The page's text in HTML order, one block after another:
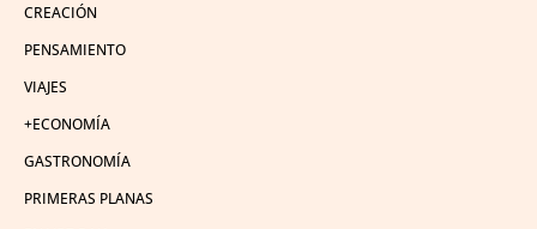
CREACIÓN
PENSAMIENTO
VIAJES
+ECONOMÍA
GASTRONOMÍA
PRIMERAS PLANAS